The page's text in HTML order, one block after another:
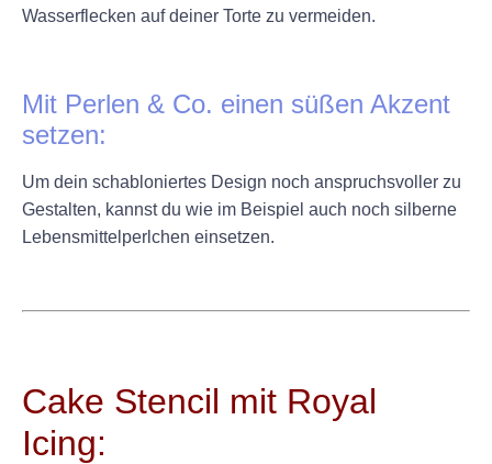
Wasserflecken auf deiner Torte zu vermeiden.
Mit Perlen & Co. einen süßen Akzent
setzen:
Um dein schabloniertes Design noch anspruchsvoller zu
Gestalten, kannst du wie im Beispiel auch noch silberne
Lebensmittelperlchen einsetzen.
Cake Stencil mit Royal
Icing: